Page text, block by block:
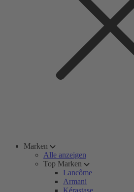
Marken
Alle anzeigen
Top Marken
Lancôme
Armani
Kérastase